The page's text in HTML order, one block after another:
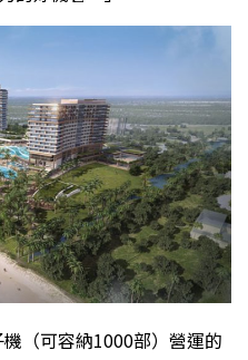
（可容納1000部）營運的